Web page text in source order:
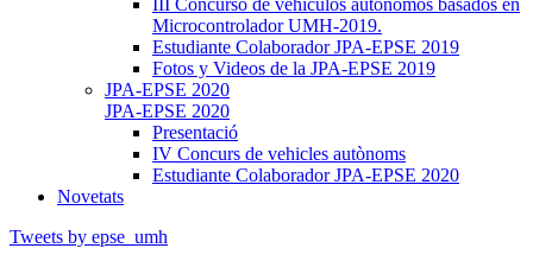
Microcontrolador UMH-2019.
Estudiante Colaborador JPA-EPSE 2019
Fotos y Videos de la JPA-EPSE 2019
JPA-EPSE 2020
JPA-EPSE 2020
Presentació
IV Concurs de vehicles autònoms
Estudiante Colaborador JPA-EPSE 2020
Novetats
Tweets by epse_umh